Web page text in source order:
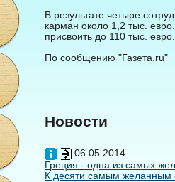
В результате четыре
карман около 1,2 тыс.
присвоить до 110 тыс. евро.
По сообщению "Газета.ru"
Новости
06.05.2014
Греция - одна из самых
К десяти самым желанным